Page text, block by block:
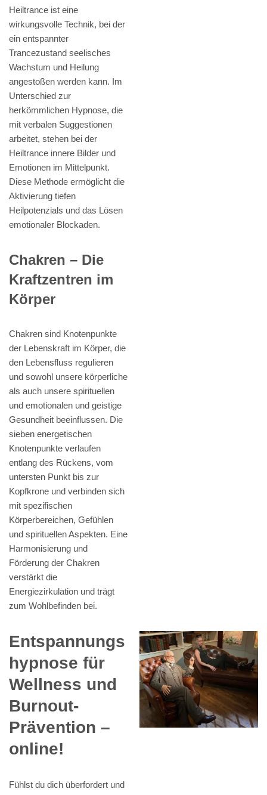
Heiltrance ist eine
wirkungsvolle Technik, bei der
ein entspannter
Trancezustand seelisches
Wachstum und Heilung
angestoßen werden kann. Im
Unterschied zur
herkömmlichen Hypnose, die
mit verbalen Suggestionen
arbeitet, stehen bei der
Heiltrance innere Bilder und
Emotionen im Mittelpunkt.
Diese Methode ermöglicht die
Aktivierung tiefen
Heilpotenzials und das Lösen
emotionaler Blockaden.
Chakren – Die
Kraftzentren im
Körper
Chakren sind Knotenpunkte
der Lebenskraft im Körper, die
den Lebensfluss regulieren
und sowohl unsere körperliche
als auch unsere spirituellen
und emotionalen und geistige
Gesundheit beeinflussen. Die
sieben energetischen
Knotenpunkte verlaufen
entlang des Rückens, vom
untersten Punkt bis zur
Kopfkrone und verbinden sich
mit spezifischen
Körperbereichen, Gefühlen
und spirituellen Aspekten. Eine
Harmonisierung und
Förderung der Chakren
verstärkt die
Energiezirkulation und trägt
zum Wohlbefinden bei.
Entspannungs
hypnose für
Wellness und
Burnout-
Prävention –
online!
Fühlst du dich überfordert und